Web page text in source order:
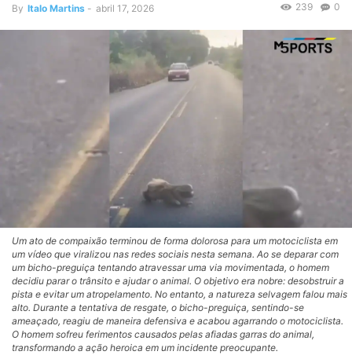
By Italo Martins - abril 17, 2026 0
239
Um ato de compaixão terminou de forma dolorosa para um motociclista em
um vídeo que viralizou nas redes sociais nesta semana. Ao se deparar com
um bicho-preguiça tentando atravessar uma via movimentada, o homem
decidiu parar o trânsito e ajudar o animal. O objetivo era nobre: desobstruir a
pista e evitar um atropelamento. No entanto, a natureza selvagem falou mais
alto. Durante a tentativa de resgate, o bicho-preguiça, sentindo-se
ameaçado, reagiu de maneira defensiva e acabou agarrando o motociclista.
O homem sofreu ferimentos causados pelas afiadas garras do animal,
transformando a ação heroica em um incidente preocupante.